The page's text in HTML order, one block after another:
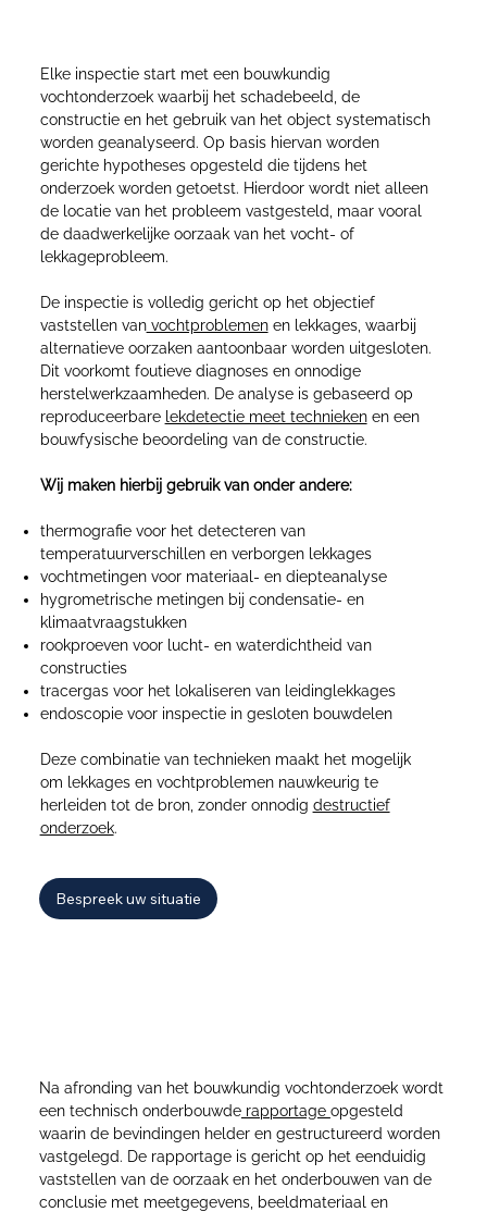
Elke inspectie start met een bouwkundig
vochtonderzoek waarbij het schadebeeld, de
constructie en het gebruik van het object systematisch
worden geanalyseerd. Op basis hiervan worden
gerichte hypotheses opgesteld die tijdens het
onderzoek worden getoetst. Hierdoor wordt niet alleen
de locatie van het probleem vastgesteld, maar vooral
de daadwerkelijke oorzaak van het vocht- of
lekkageprobleem.
De inspectie is volledig gericht op het objectief
vaststellen vanvochtproblemenen lekkages, waarbij
alternatieve oorzaken aantoonbaar worden uitgesloten.
Dit voorkomt foutieve diagnoses en onnodige
herstelwerkzaamheden. De analyse is gebaseerd op
reproduceerbare lekdetectie meet techniekenen een
bouwfysische beoordeling van de constructie.
Wij maken hierbij gebruik van onder andere:
thermografie voor het detecteren van
temperatuurverschillen en verborgen lekkages
vochtmetingen voor materiaal- en diepteanalyse
hygrometrische metingen bij condensatie- en
klimaatvraagstukken
rookproeven voor lucht- en waterdichtheid van
constructies
tracergas voor het lokaliseren van leidinglekkages
endoscopie voor inspectie in gesloten bouwdelen
​Deze combinatie van technieken maakt het mogelijk
om lekkages en vochtproblemen nauwkeurig te
herleiden tot de bron, zonder onnodig destructief
onderzoek.
Bespreek uw situatie
Na afronding van het bouwkundig vochtonderzoek wordt
een technisch onderbouwderapportage opgesteld
waarin de bevindingen helder en gestructureerd worden
vastgelegd. De rapportage is gericht op het eenduidig
vaststellen van de oorzaak en het onderbouwen van de
conclusie met meetgegevens, beeldmateriaal en